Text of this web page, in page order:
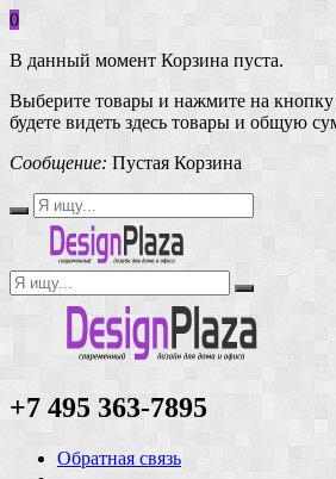
0
В данный момент Корзина пуста.
Выберите товары и нажмите на
будете видеть здесь товары и общую
Сообщение: Пустая Корзина
+7 495 363-7895
Обратная связь